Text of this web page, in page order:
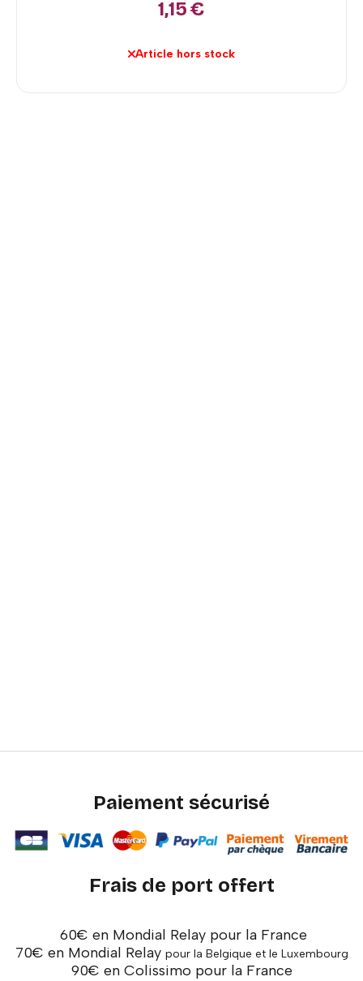
1,15€
Article hors stock
Paiement sécurisé
Frais de port offert
60€ en Mondial Relay pour la France
70€ en Mondial Relay pour la Belgique et le Luxembourg
90€ en Colissimo pour la France